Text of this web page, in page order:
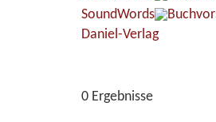
SoundWords
Daniel-Verlag
0 Ergebnisse